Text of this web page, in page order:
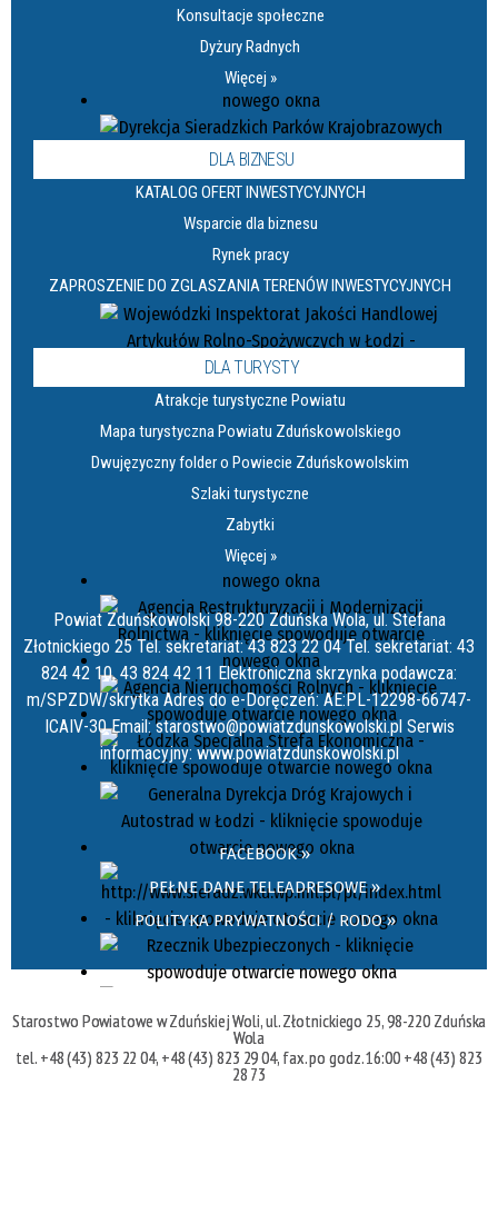
Konsultacje społeczne
Dyżury Radnych
Więcej »
DLA BIZNESU
KATALOG OFERT INWESTYCYJNYCH
Wsparcie dla biznesu
Rynek pracy
ZAPROSZENIE DO ZGLASZANIA TERENÓW INWESTYCYJNYCH
DLA TURYSTY
Atrakcje turystyczne Powiatu
Mapa turystyczna Powiatu Zduńskowolskiego
Dwujęzyczny folder o Powiecie Zduńskowolskim
Szlaki turystyczne
Zabytki
Więcej »
Powiat Zduńskowolski 98-220 Zduńska Wola, ul. Stefana
Złotnickiego 25 Tel. sekretariat: 43 823 22 04 Tel. sekretariat: 43
824 42 10, 43 824 42 11 Elektroniczna skrzynka podawcza:
m/SPZDW/skrytka Adres do e-Doręczeń: AE:PL-12298-66747-
ICAIV-30 Email: starostwo@powiatzdunskowolski.pl Serwis
informacyjny: www.powiatzdunskowolski.pl
FACEBOOK »
PEŁNE DANE TELEADRESOWE »
POLITYKA PRYWATNOŚCI / RODO »
Starostwo Powiatowe w Zduńskiej Woli, ul. Złotnickiego 25, 98-220 Zduńska
Wola
tel. +48 (43) 823 22 04, +48 (43) 823 29 04, fax. po godz. 16:00 +48 (43) 823
28 73